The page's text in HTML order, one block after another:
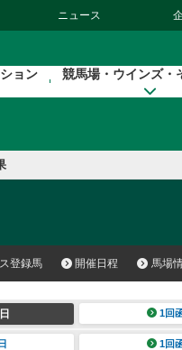
ニュース
ョン 競馬場・ウインズ・
登録馬 開催日程 馬場
1回
1回